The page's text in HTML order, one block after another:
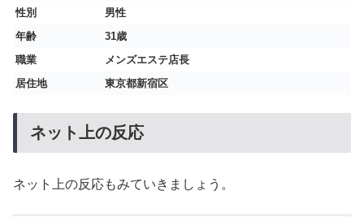
性別
男性
年齢
31歳
職業
メンズエステ店長
居住地
東京都新宿区
ネット上の反応
ネット上の反応もみていきましょう。